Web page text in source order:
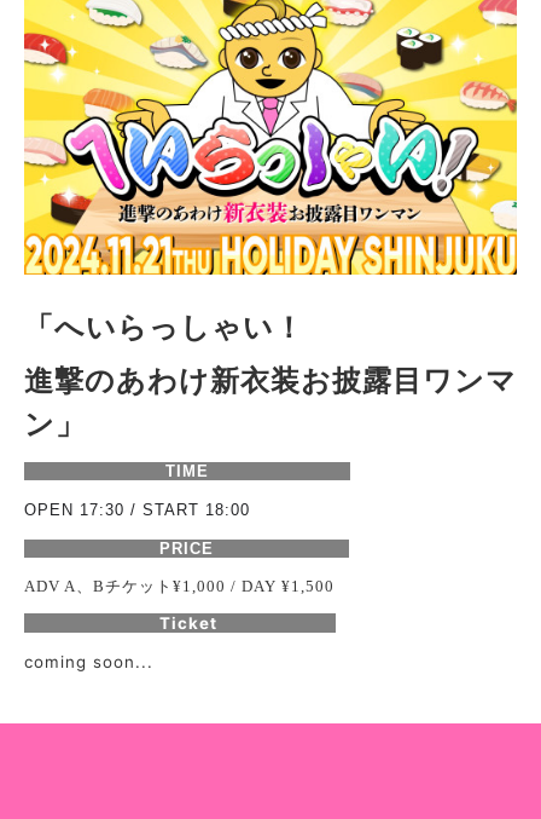
「へいらっしゃい！
進撃のあわけ新衣装お披露目ワンマ
ン」
TIME
OPEN 17:30 / START 18:00
PRICE
ADV A、Bチケット ¥1,000 / DAY ¥1,500
Ticket
coming soon...